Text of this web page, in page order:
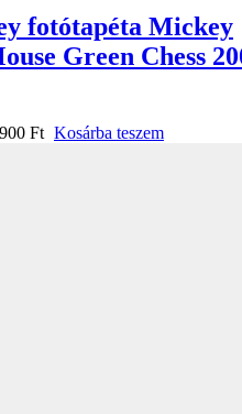
fotótapéta Mickey
Green Chess
Ft Kosárba teszem